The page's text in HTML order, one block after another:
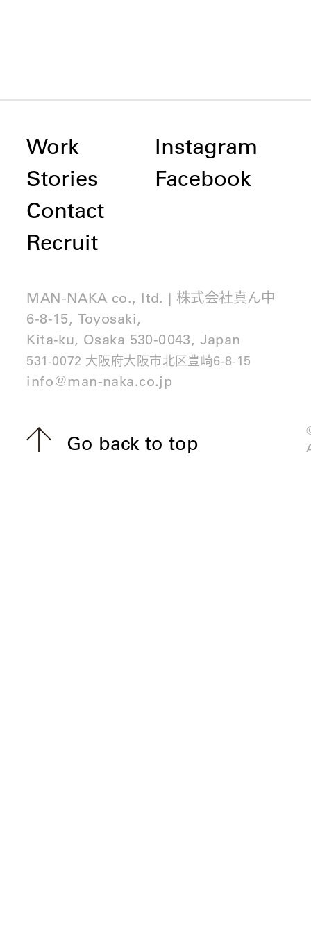
Instagram
Facebook
Work
Stories
Contact
Recruit
MAN-NAKA co., ltd. | 株式会社真ん中
6-8-15, Toyosaki,
Kita-ku, Osaka 530-0043, Japan
531-0072 大阪府大阪市北区豊崎6-8-15
info@man-naka.co.jp
Go back to top